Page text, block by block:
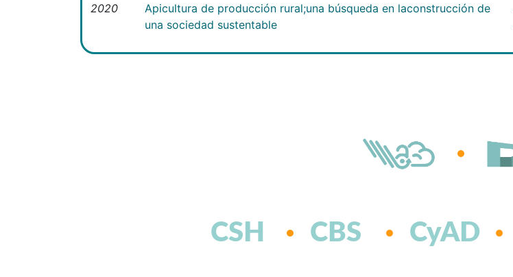
2020
Apicultura de producción rural;una búsqueda en laconstrucción de
una sociedad sustentable
CSH CBS CyAD